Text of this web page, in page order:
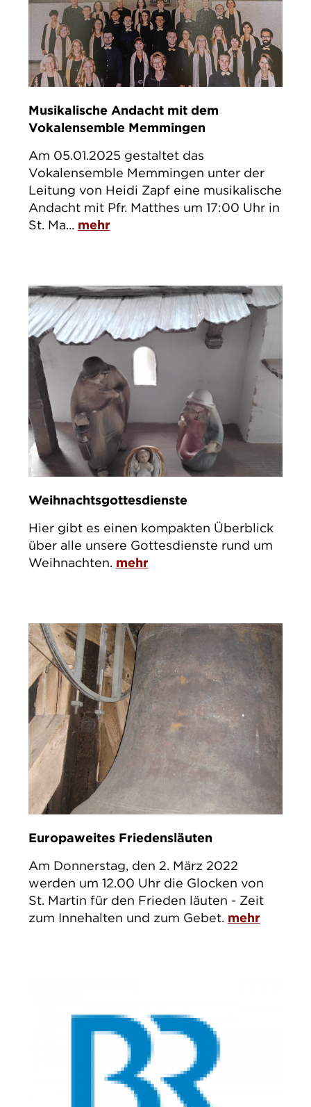
Musikalische Andacht mit dem
Vokalensemble Memmingen
Am 05.01.2025 gestaltet das
Vokalensemble Memmingen unter der
Leitung von Heidi Zapf eine musikalische
Andacht mit Pfr. Matthes um 17:00 Uhr in
St. Ma... mehr
Weihnachtsgottesdienste
Hier gibt es einen kompakten Überblick
über alle unsere Gottesdienste rund um
Weihnachten. mehr
Europaweites Friedensläuten
Am Donnerstag, den 2. März 2022
werden um 12.00 Uhr die Glocken von
St. Martin für den Frieden läuten - Zeit
zum Innehalten und zum Gebet. mehr